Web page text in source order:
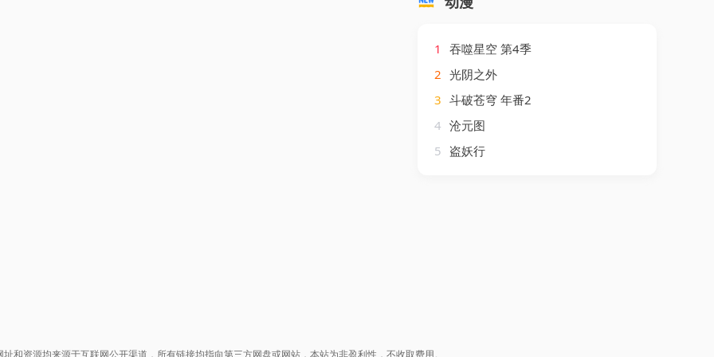
1
吞噬星空 第4季
2 光阴之外
3 斗破苍穹 年番2
4 沧元图
5 盗妖行
和资源均来源于互联网公开渠道，所有链接均指向第三方网盘或网站，本站为非盈利性，不收取费用。